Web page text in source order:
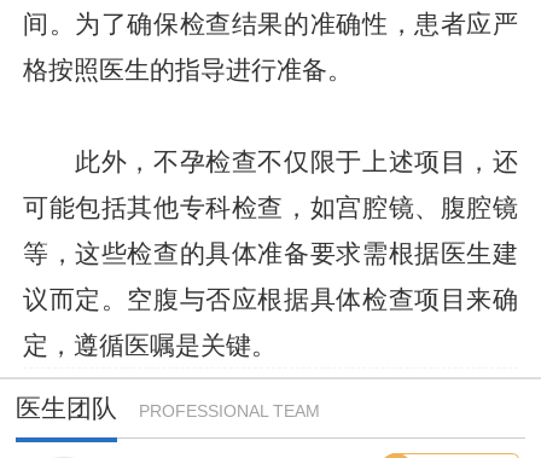
间。为了确保检查结果的准确性，患者应严
格按照医生的指导进行准备。
此外，不孕检查不仅限于上述项目，还
可能包括其他专科检查，如宫腔镜、腹腔镜
等，这些检查的具体准备要求需根据医生建
议而定。空腹与否应根据具体检查项目来确
定，遵循医嘱是关键。
医生团队 PROFESSIONAL TEAM